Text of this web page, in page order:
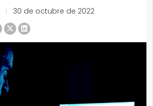
30 de octubre de 2022